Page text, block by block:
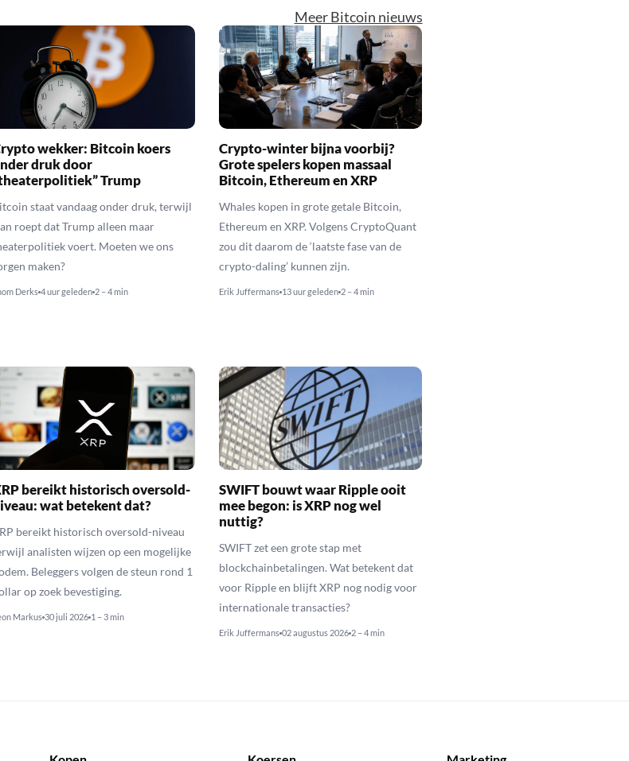
Meer Bitcoin nieuws
wekker: Bitcoin koers
druk door
Trump
staat vandaag onder druk, terwijl
roept dat Trump alleen maar
voert. Moeten we ons
maken?
Derks 4 uur geleden 2 – 4 min
Crypto-winter bijna voorbij?
Grote spelers kopen massaal
Bitcoin, Ethereum en XRP
Whales kopen in grote getale Bitcoin,
Ethereum en XRP. Volgens CryptoQuant
zou dit daarom de ‘laatste fase van de
crypto-daling’ kunnen zijn.
Erik Juffermans 13 uur geleden 2 – 4 min
bereikt historisch oversold-
wat betekent dat?
bereikt historisch oversold-niveau
analisten wijzen op een mogelijke
Beleggers volgen de steun rond 1
op zoek bevestiging.
Markus 30 juli 2026 1 – 3 min
SWIFT bouwt waar Ripple ooit
mee begon: is XRP nog wel
nuttig?
SWIFT zet een grote stap met
blockchainbetalingen. Wat betekent dat
voor Ripple en blijft XRP nog nodig voor
internationale transacties?
Erik Juffermans 02 augustus 2026 2 – 4 min